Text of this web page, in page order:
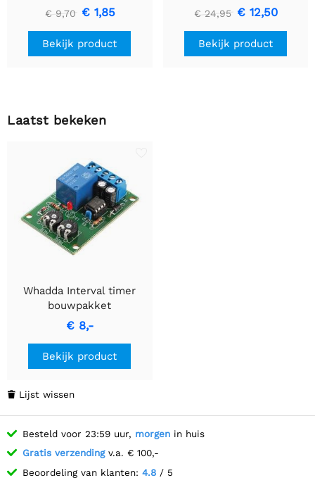
€ 9,70 € 1,85
Bekijk product
€ 24,95 € 12,50
Bekijk product
Laatst bekeken
Whadda Interval timer
bouwpakket
€ 8,-
Bekijk product
 Lijst wissen
Besteld voor 23:59 uur, morgen in huis
Gratis verzendingv.a. € 100,-
Beoordeling van klanten: 4.8 / 5